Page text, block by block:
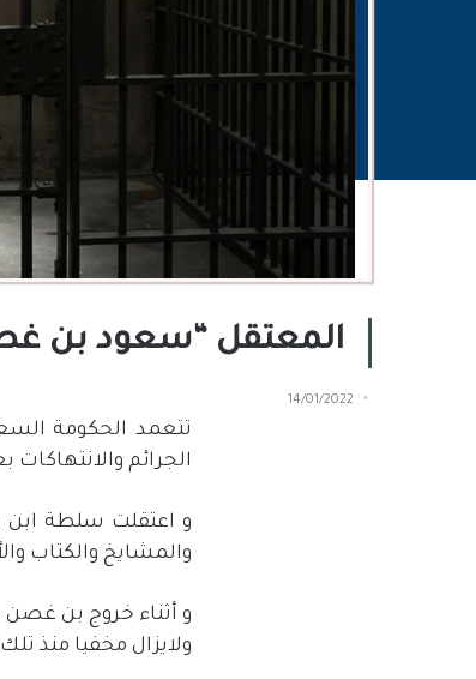
المعتقل “سعود بن غصن” مخفي منذ
14/01/2022
تتعمد الحكومة
الجرائم والانتهاكات
والمشايخ والكتاب
و أثناء خروج بن غصن
ولايزال مخفيا منذ تلك